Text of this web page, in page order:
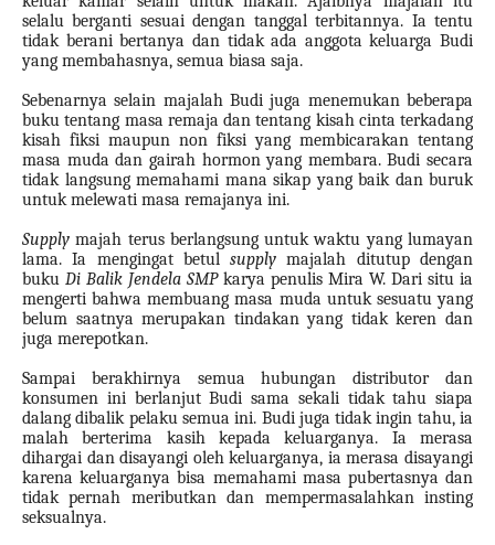
selalu berganti sesuai dengan tanggal terbitannya. Ia tentu
tidak berani bertanya dan tidak ada anggota keluarga Budi
yang membahasnya, semua biasa saja.
Sebenarnya selain majalah Budi juga menemukan beberapa
buku tentang masa remaja dan tentang kisah cinta terkadang
kisah fiksi maupun non fiksi yang membicarakan tentang
masa muda dan gairah hormon yang membara. Budi secara
tidak langsung memahami mana sikap yang baik dan buruk
untuk melewati masa remajanya ini.
Supply majah terus berlangsung untuk waktu yang lumayan
lama. Ia mengingat betulsupply majalah ditutup dengan
buku Di Balik Jendela SMPkarya penulis Mira W. Dari situ ia
mengerti bahwa membuang masa muda untuk sesuatu yang
belum saatnya merupakan tindakan yang tidak keren dan
juga merepotkan.
Sampai berakhirnya semua hubungan distributor dan
konsumen ini berlanjut Budi sama sekali tidak tahu siapa
dalang dibalik pelaku semua ini. Budi juga tidak ingin tahu, ia
malah berterima kasih kepada keluarganya. Ia merasa
dihargai dan disayangi oleh keluarganya, ia merasa disayangi
karena keluarganya bisa memahami masa pubertasnya dan
tidak pernah meributkan dan mempermasalahkan insting
seksualnya.